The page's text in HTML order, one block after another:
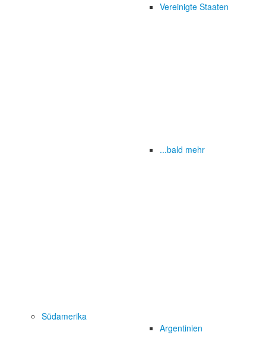
Vereinigte Staaten
...bald mehr
Südamerika
Argentinien